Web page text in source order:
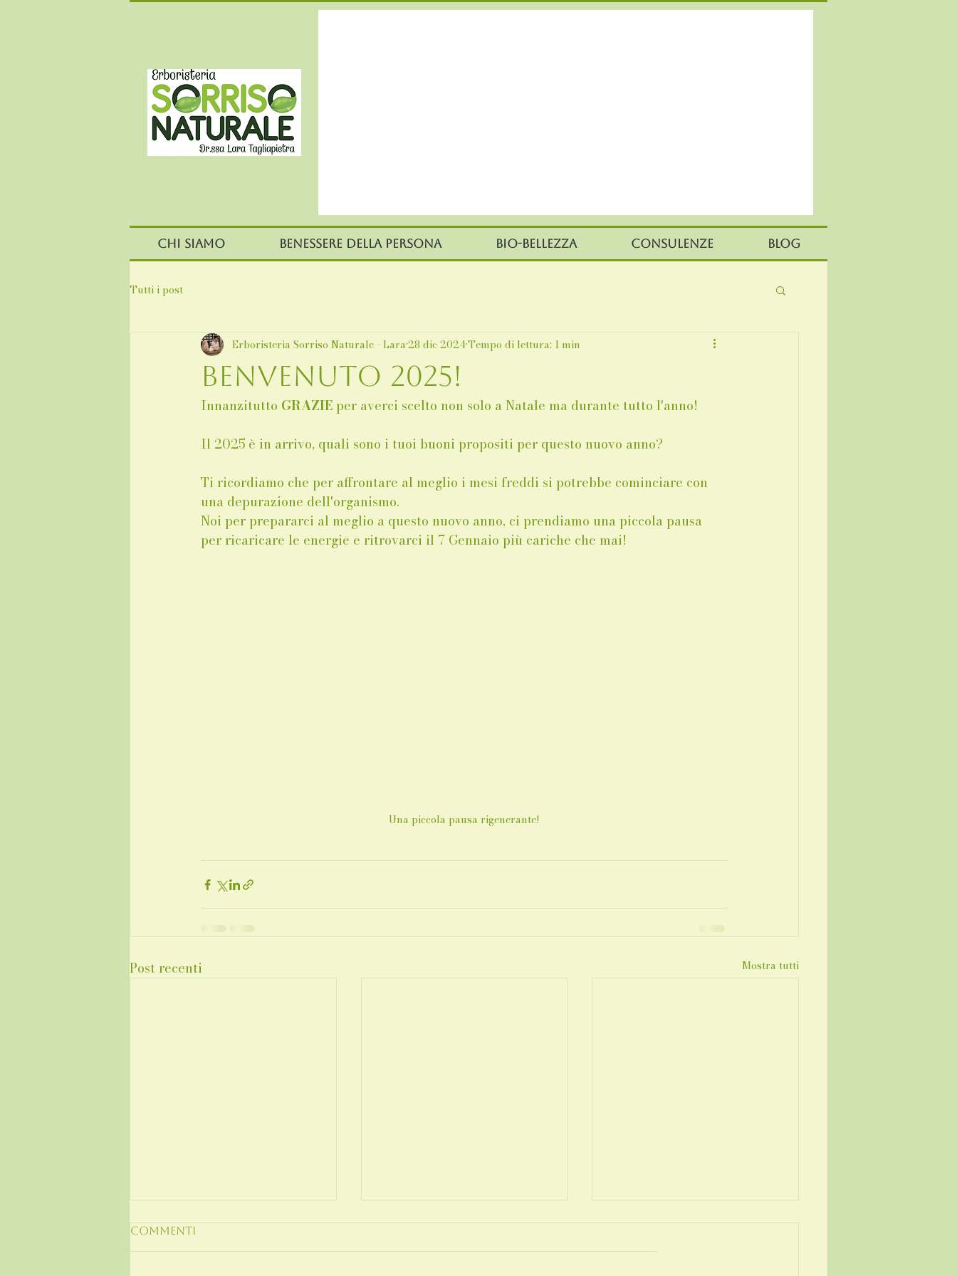
Chi siamo Benessere della persona Bio-Bellezza Consulenze Blog
Tutti i post
Benvenuto 2025!
Erboristeria Sorriso Naturale - Lara28 dic 2024Tempo di lettura: 1 min
Innanzitutto GRAZIE per averci scelto non solo a Natale ma durante tutto l'anno!
Il 2025 è in arrivo, quali sono i tuoi buoni propositi per questo nuovo anno?
Ti ricordiamo che per affrontare al meglio i mesi freddi si potrebbe cominciare con
una depurazione dell'organismo.
Noi per prepararci al meglio a questo nuovo anno, ci prendiamo una piccola pausa
per ricaricare le energie e ritrovarci il 7 Gennaio più cariche che mai!
Una piccola pausa rigenerante!
Post recenti Mostra tutti
Commenti